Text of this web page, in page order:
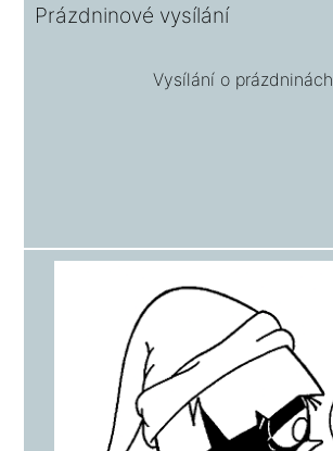
Prázdninové vysílání
Vysílání o prázdninách